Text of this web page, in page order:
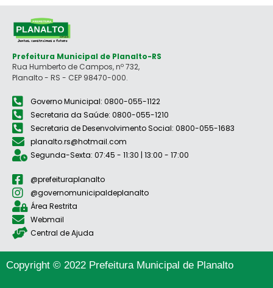
Prefeitura Municipal de Planalto-RS
Rua Humberto de Campos, nº 732,
Planalto - RS - CEP 98470-000.
Governo Municipal: 0800-055-1122
Secretaria da Saúde: 0800-055-1210
Secretaria de Desenvolvimento Social: 0800-055-1683
planalto.rs@hotmail.com
Segunda-Sexta: 07:45 - 11:30 | 13:00 - 17:00
@prefeituraplanalto
@governomunicipaldeplanalto
Área Restrita
Webmail
Central de Ajuda
Copyright © 2022 Prefeitura Municipal de Planalto